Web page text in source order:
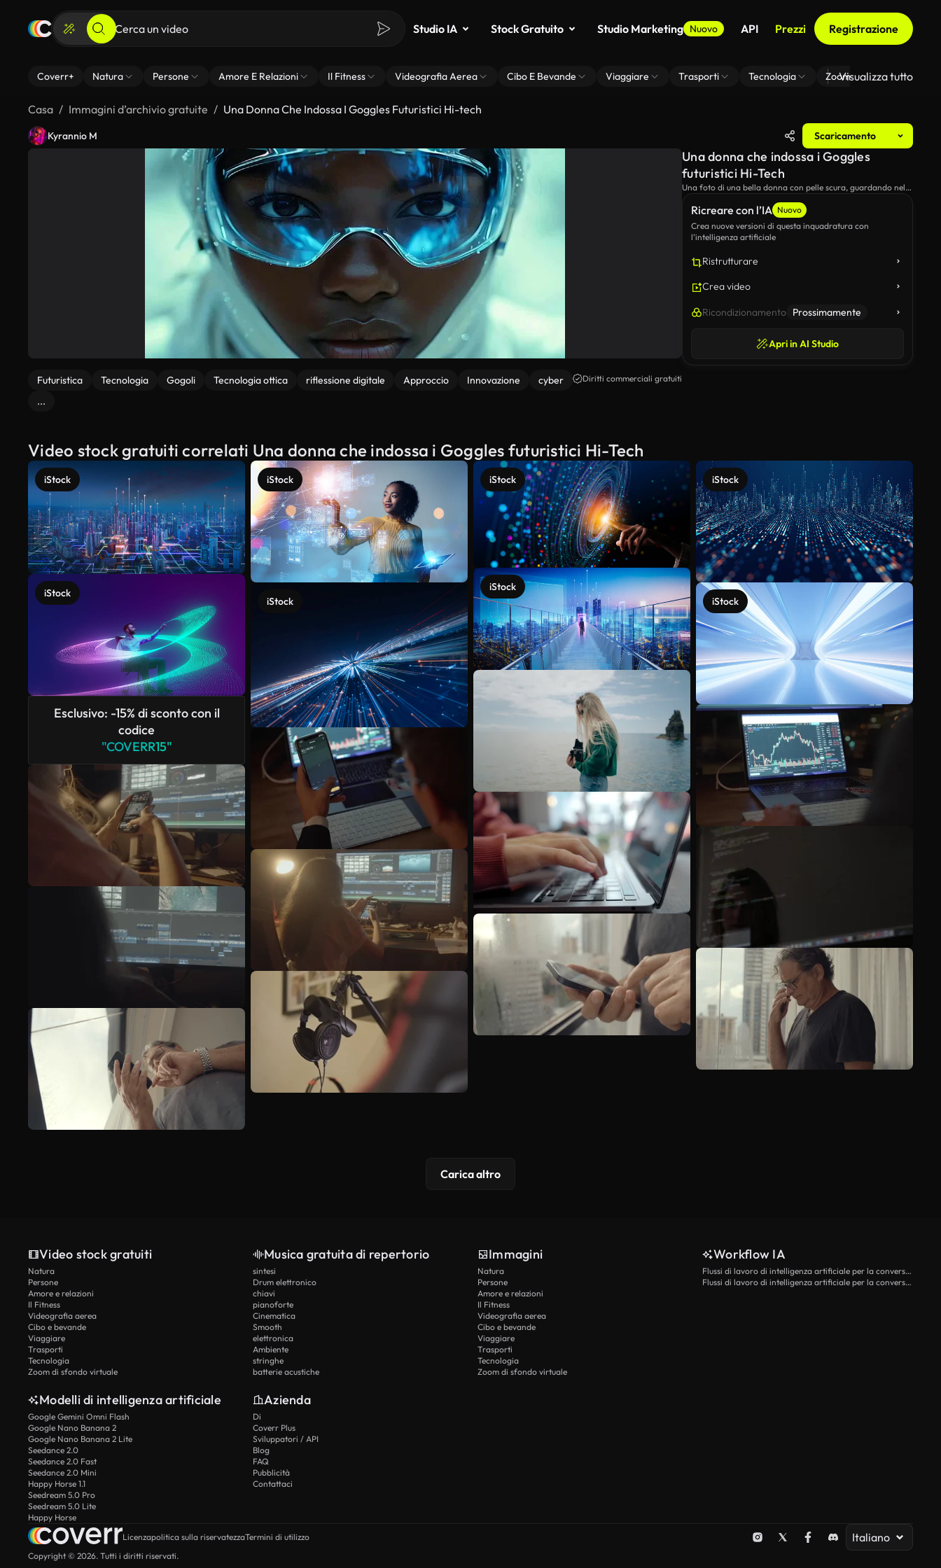
Studio IA Stock Gratuito Studio Marketing Nuovo API Prezzi Registrazione
Coverr+ Natura Persone Amore E Relazioni Il Fitness Videografia Aerea Cibo E Bevande Viaggiare Trasporti Tecnologia Zoom Di Sfondo Virtuale
Visualizza tutto
Casa Immagini d’archivio gratuite Una Donna Che Indossa I Goggles Futuristici Hi-tech
Kyrannio M Scaricamento
Futuristica Tecnologia Gogoli Tecnologia ottica riflessione digitale Approccio Innovazione
cyber
...
Diritti commerciali gratuiti
Ricreare con l’IA Nuovo
Crea nuove versioni di questa inquadratura con
l’intelligenza artificiale
Ristrutturare
Crea video
Ricondizionamento Prossimamente
Apri in AI Studio
Una donna che indossa i Goggles
futuristici Hi-Tech
Una foto di una bella donna con pelle scura, guardando nella
tonalità blu e un cappello bianco o casco.
Video stock gratuiti correlati Una donna che indossa i Goggles futuristici Hi-Tech
iStock
iStock
Esclusivo: -15% di sconto con il
codice
"COVERR15"
iStock
iStock
iStock
iStock
iStock
iStock
Scopri di più
Carica altro
Video stock gratuiti
Natura
Persone
Amore e relazioni
Il Fitness
Videografia aerea
Cibo e bevande
Viaggiare
Trasporti
Tecnologia
Zoom di sfondo virtuale
Musica gratuita di repertorio
sintesi
Drum elettronico
chiavi
pianoforte
Cinematica
Smooth
elettronica
Ambiente
stringhe
batterie acustiche
Immagini
Natura
Persone
Amore e relazioni
Il Fitness
Videografia aerea
Cibo e bevande
Viaggiare
Trasporti
Tecnologia
Zoom di sfondo virtuale
Workflow IA
Flussi di lavoro di intelligenza artificiale per la conversione da testo a video
Flussi di lavoro di intelligenza artificiale per la conversione di immagini in video
Modelli di intelligenza artificiale
Google Gemini Omni Flash
Google Nano Banana 2
Google Nano Banana 2 Lite
Seedance 2.0
Seedance 2.0 Fast
Seedance 2.0 Mini
Happy Horse 1.1
Seedream 5.0 Pro
Seedream 5.0 Lite
Happy Horse
Azienda
Di
Coverr Plus
Sviluppatori / API
Blog
FAQ
Pubblicità
Contattaci
Licenzapolitica sulla riservatezzaTermini di utilizzo Italiano
Copyright © 2026. Tutti i diritti riservati.